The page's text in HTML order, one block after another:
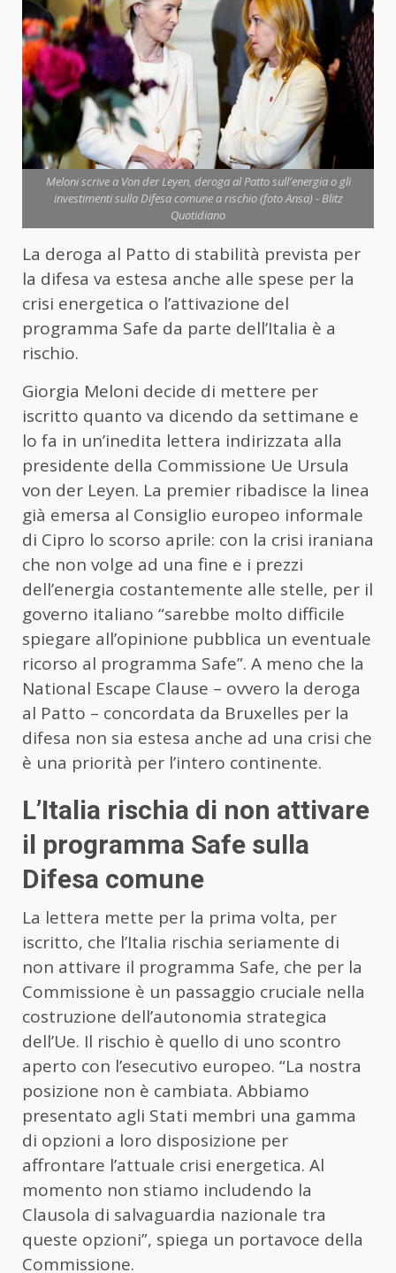
Meloni scrive a Von der Leyen, deroga al Patto sull'energia o gli
investimenti sulla Difesa comune a rischio (foto Ansa) - Blitz
Quotidiano
La deroga al Patto di stabilità prevista per
la difesa va estesa anche alle spese per la
crisi energetica o l’attivazione del
programma Safe da parte dell’Italia è a
rischio.
Giorgia Meloni decide di mettere per
iscritto quanto va dicendo da settimane e
lo fa in un’inedita lettera indirizzata alla
presidente della Commissione Ue Ursula
von der Leyen. La premier ribadisce la linea
già emersa al Consiglio europeo informale
di Cipro lo scorso aprile: con la crisi iraniana
che non volge ad una fine e i prezzi
dell’energia costantemente alle stelle, per il
governo italiano “sarebbe molto difficile
spiegare all’opinione pubblica un eventuale
ricorso al programma Safe”. A meno che la
National Escape Clause – ovvero la deroga
al Patto – concordata da Bruxelles per la
difesa non sia estesa anche ad una crisi che
è una priorità per l’intero continente.
L’Italia rischia di non attivare
il programma Safe sulla
Difesa comune
La lettera mette per la prima volta, per
iscritto, che l’Italia rischia seriamente di
non attivare il programma Safe, che per la
Commissione è un passaggio cruciale nella
costruzione dell’autonomia strategica
dell’Ue. Il rischio è quello di uno scontro
aperto con l’esecutivo europeo. “La nostra
posizione non è cambiata. Abbiamo
presentato agli Stati membri una gamma
di opzioni a loro disposizione per
affrontare l’attuale crisi energetica. Al
momento non stiamo includendo la
Clausola di salvaguardia nazionale tra
queste opzioni”, spiega un portavoce della
Commissione.